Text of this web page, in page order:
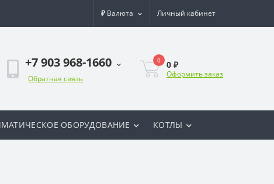
₽ Валюта Личный кабинет
+7 903 968-1660
Обратная связь
0 0 ₽
Оформить заказ
ОБОРУДОВАНИЕ КОТЛЫ